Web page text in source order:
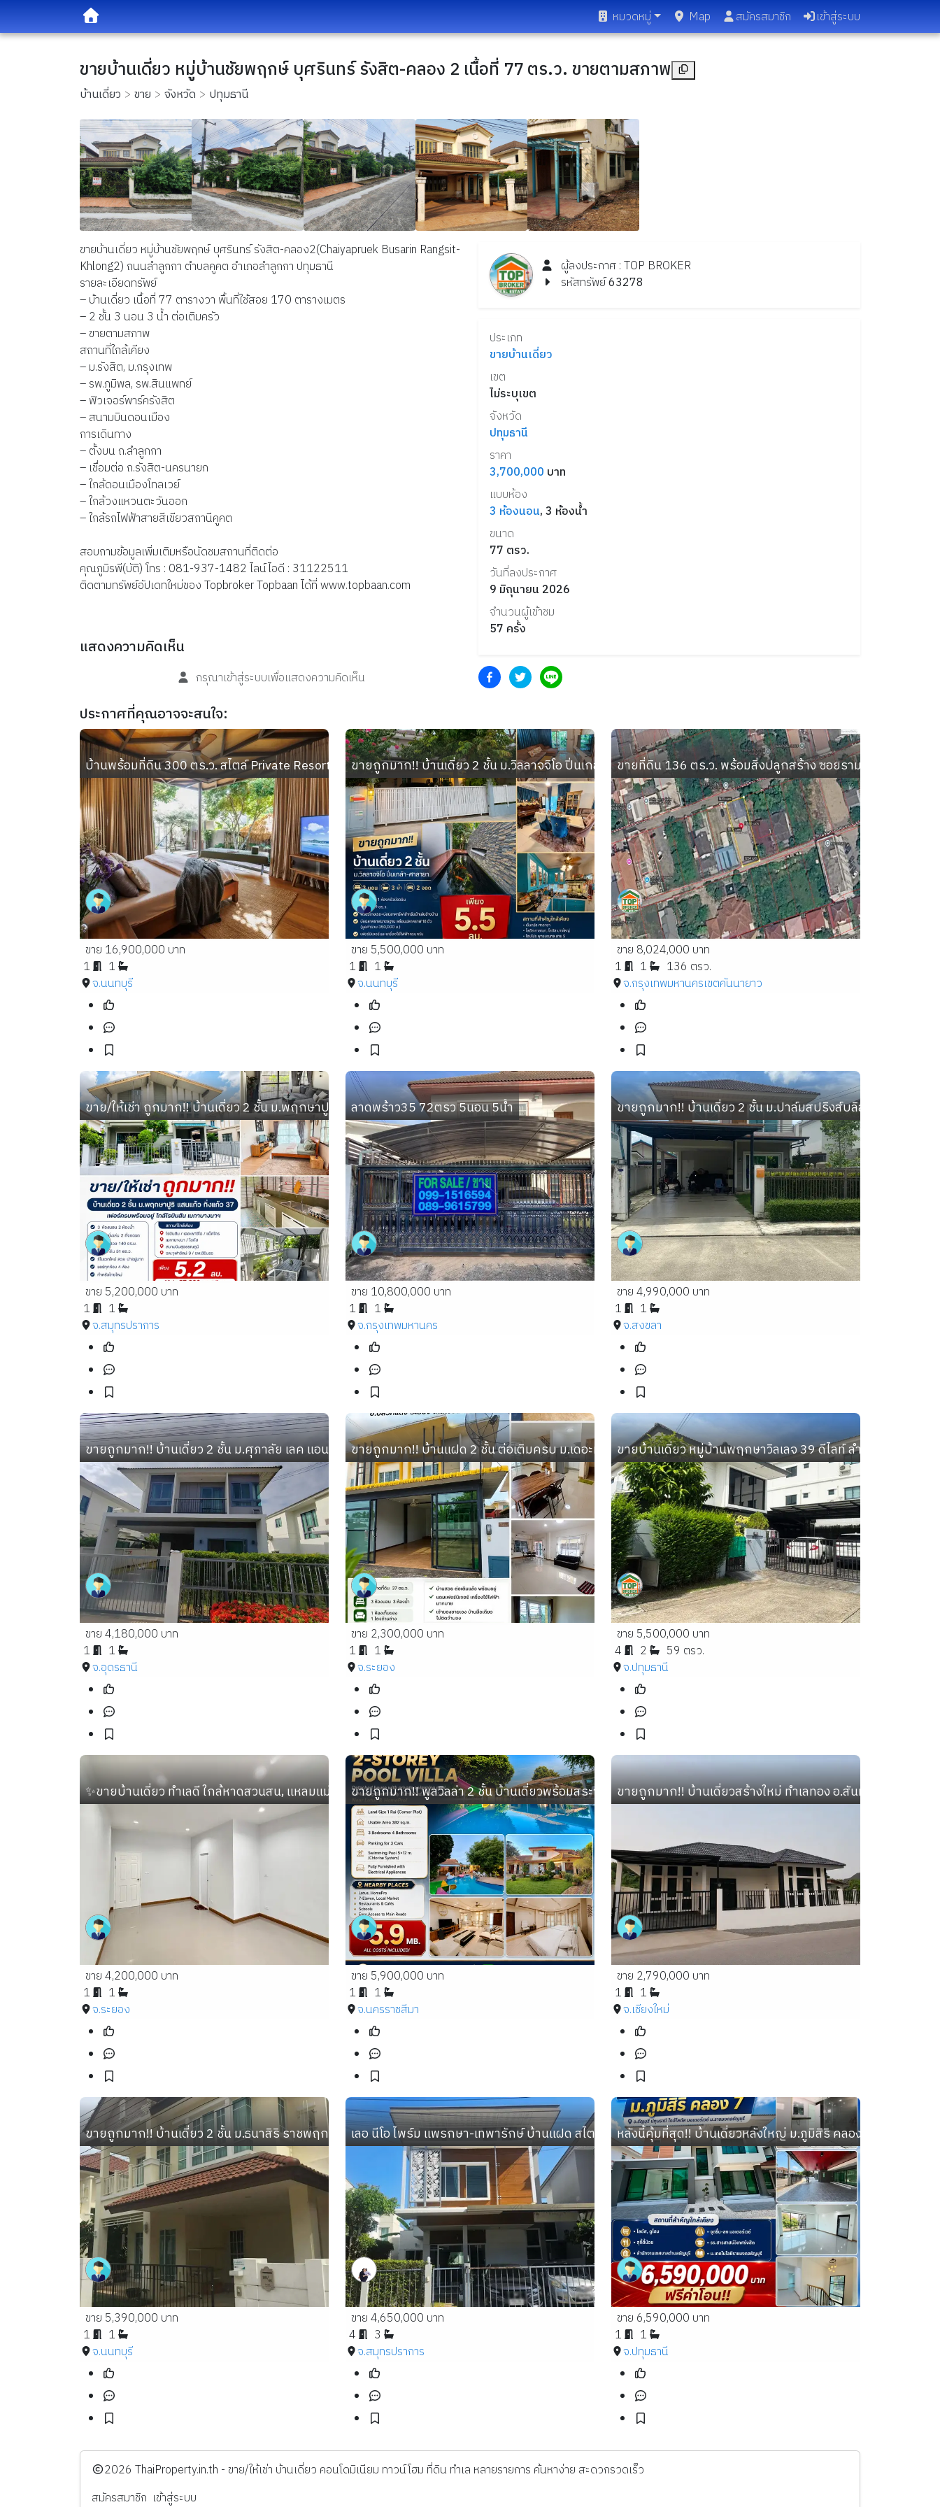
หมวดหมู่ Map สมัครสมาชิก เข้าสู่ระบบ
ขายบ้านเดี่ยว หมู่บ้านชัยพฤกษ์ บุศรินทร์ รังสิต-คลอง 2 เนื้อที่ 77 ตร.ว. ขายตามสภาพ
บ้านเดี่ยว ขาย จังหวัด ปทุมธานี
ขายบ้านเดี่ยว หมู่บ้านชัยพฤกษ์ บุศรินทร์ รังสิต-คลอง2(Chaiyapruek Busarin Rangsit-
Khlong2) ถนนลำลูกกา ตำบลคูคต อำเภอลำลูกกา ปทุมธานี
รายละเอียดทรัพย์
– บ้านเดี่ยว เนื้อที่ 77 ตารางวา พื้นที่ใช้สอย 170 ตารางเมตร
– 2 ชั้น 3 นอน 3 น้ำ ต่อเติมครัว
– ขายตามสภาพ
สถานที่ใกล้เคียง
– ม.รังสิต, ม.กรุงเทพ
– รพ.ภูมิพล, รพ.สินแพทย์
– ฟิวเจอร์พาร์ครังสิต
– สนามบินดอนเมือง
การเดินทาง
– ตั้งบน ถ.ลำลูกกา
– เชื่อมต่อ ถ.รังสิต-นครนายก
– ใกล้ดอนเมืองโทลเวย์
– ใกล้วงแหวนตะวันออก
– ใกล้รถไฟฟ้าสายสีเขียวสถานีคูคต
สอบถามข้อมูลเพิ่มเติมหรือนัดชมสถานที่ติดต่อ
คุณภูมิรพี(บัติ) โทร : 081-937-1482 ไลน์ไอดี : 31122511
ติดตามทรัพย์อัปเดทใหม่ของ Topbroker Topbaan ได้ที่ www.topbaan.com
แสดงความคิดเห็น
กรุณาเข้าสู่ระบบเพื่อแสดงความคิดเห็น
ผู้ลงประกาศ :TOP BROKER
รหัสทรัพย์63278
ประเภท
ขายบ้านเดี่ยว
เขต
ไม่ระบุเขต
จังหวัด
ปทุมธานี
ราคา
3,700,000 บาท
แบบห้อง
3 ห้องนอน,3 ห้องน้ำ
ขนาด
77 ตรว.
วันที่ลงประกาศ
9 มิถุนายน 2026
จำนวนผู้เข้าชม
57 ครั้ง
ประกาศที่คุณอาจจะสนใจ:
บ้านพร้อมที่ดิน 300 ตร.ว. สไตล์ Private Resort ทำเลทอง อ.เมือง นนทบุรี ใกล้  MRT ไทรม้า
ขาย 16,900,000 บาท
1
1
จ.นนทบุรี
ขายถูกมาก!! บ้านเดี่ยว 2 ชั้น ม.วิลลาจจิโอ ปิ่นเกล้า-ศาลายา เฟอร์ครบ ต่อเติมครบ ใกล้ ม.มหิดล เซ็นทรั
ขาย 5,500,000 บาท
1
1
จ.นนทบุรี
ขายที่ดิน 136 ตร.ว. พร้อมสิ่งปลูกสร้าง ซอยรามอินทรา 58 คัน
ขาย 8,024,000 บาท
1
1
136 ตรว.
จ.กรุงเทพมหานครเขตคันนายาว
ขาย/ให้เช่า ถูกมาก!! บ้านเดี่ยว 2 ชั้น ม.พฤกษาปูริ แสนแก้ว กิ่งแก้ว 37 เฟอร์ครบพร้อมอยู่ ใกล้โรบินสั
ขาย 5,200,000 บาท
1
1
จ.สมุทรปราการ
ลาดพร้าว35 72ตรว 5นอน 5น้ำ
ขาย 10,800,000 บาท
1
1
จ.กรุงเทพมหานคร
ขายถูกมาก!! บ้านเดี่ยว 2 ชั้น ม.ปาล์มสปริงส์บลิส ทำเลทอง อ.
ขาย 4,990,000 บาท
1
1
จ.สงขลา
ขายถูกมาก!! บ้านเดี่ยว 2 ชั้น ม.ศุภาลัย เลค แอนด์ พาร์ค อ.เมือง จ.อุดรธานี แถมเฟอร์กว่า 5 แสน ใกล้เซ
ขาย 4,180,000 บาท
1
1
จ.อุดรธานี
ขายถูกมาก!! บ้านแฝด 2 ชั้น ต่อเติมครบ ม.เดอะมิกซ์ มาบยางพร ทำเลทอง อ.ปลวกแดง ระยอง ใกล้โรบินสันฯ
ขาย 2,300,000 บาท
1
1
จ.ระยอง
ขายบ้านเดี่ยว หมู่บ้านพฤกษาวิลเลจ 39 ดีไลท์ ลำลูกกา คลอง 3
ขาย 5,500,000 บาท
4
2
59 ตรว.
จ.ปทุมธานี
✨ขายบ้านเดี่ยว ทำเลดี ใกล้หาดสวนสน, แหลมแม่พิมพ์ บ้านใหม่เอี่ยม ยังไม่เคยเข้าอยู่ ✨
ขาย 4,200,000 บาท
1
1
จ.ระยอง
ขายถูกมาก!! พูลวิลล่า 2 ชั้น บ้านเดี่ยวพร้อมสระว่ายน้ำ อ.เมือง โคราช เฟอร์ครบ ทำเลทอง ใกล้โลตัส โฮมโ
ขาย 5,900,000 บาท
1
1
จ.นครราชสีมา
ขายถูกมาก!! บ้านเดี่ยวสร้างใหม่ ทำเลทอง อ.สันทราย จ.เชียง
ขาย 2,790,000 บาท
1
1
จ.เชียงใหม่
ขายถูกมาก!! บ้านเดี่ยว 2 ชั้น ม.ธนาสิริ ราชพฤกษ์-ท่าน้ำนนท์ ติดถนนใหญ่ ทำเลทอง ใกล้เซ็นทรัล รถไฟฟ้า
ขาย 5,390,000 บาท
1
1
จ.นนทบุรี
เลอ นีโอ ไพร์ม แพรกษา-เทพารักษ์ บ้านแฝด สไตล์บ้านเดี่ยว 40.10 ตร.ว. สวย พร้อมอยู่
ขาย 4,650,000 บาท
4
3
จ.สมุทรปราการ
หลังนี้คุ้มที่สุด!! บ้านเดี่ยวหลังใหญ่ ม.ภูมิสิริ คลอง 7 อ.ธัญบุรี ปทุ
ขาย 6,590,000 บาท
1
1
จ.ปทุมธานี
️2026 ThaiProperty.in.th - ขาย/ให้เช่า บ้านเดี่ยว คอนโดมิเนียม ทาวน์โฮม ที่ดิน ทำเล หลายรายการ ค้นหาง่าย สะดวกรวดเร็ว
สมัครสมาชิก เข้าสู่ระบบ